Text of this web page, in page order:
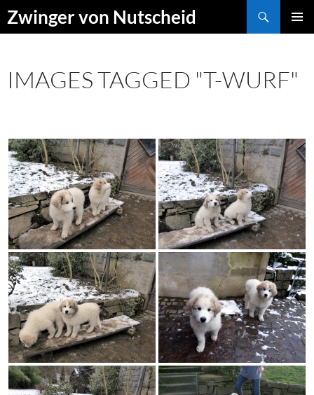
Zum
Inhalt
Zwinger von Nutscheid
Suchen
IMAGES TAGGED "T-WURF"